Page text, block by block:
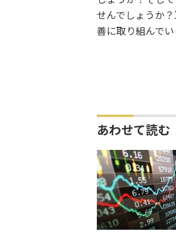
せんでしょうか
善に取り組んで
あわせて読む